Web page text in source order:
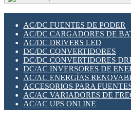
SWITCH Y MICROSWITCH
TARJETAS PI
UNIÓN Y DERIVACIÓN DE
PLACAS MODULARES IOT
SWITCHES Y REDES WIFI
SOLUCIONES IOT
SOLUCIONES LORAWAN
SOLUCIONES RED CELULAR
SEGURIDAD PARA REDES
SWITCHES LAN
TELEFONÍA IP (VOIP)
VIGILANCIA IP (CCTV)
MESHTASTIC
AC/DC FUENTES DE PODER
AC/DC CARGADORES DE
AC/DC DRIVERS LED
DC/DC CONVERTIDORES
DC/DC CONVERTIDORES
DC/AC INVERSORES DE
AC/AC ENERGÍAS
ACCESORIOS PARA
AC/AC VARIADORES DE
AC/AC UPS ONLINE